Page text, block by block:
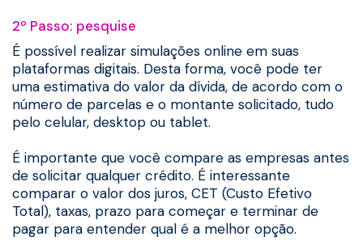
2º Passo: pesquise
É possível realizar simulações online em suas
plataformas digitais. Desta forma, você pode ter
uma estimativa do valor da dívida, de acordo com o
número de parcelas e o montante solicitado, tudo
pelo celular, desktop ou tablet.
É importante que você compare as empresas antes
de solicitar qualquer crédito. É interessante
comparar o valor dos juros, CET (Custo Efetivo
Total), taxas, prazo para começar e terminar de
pagar para entender qual é a melhor opção.